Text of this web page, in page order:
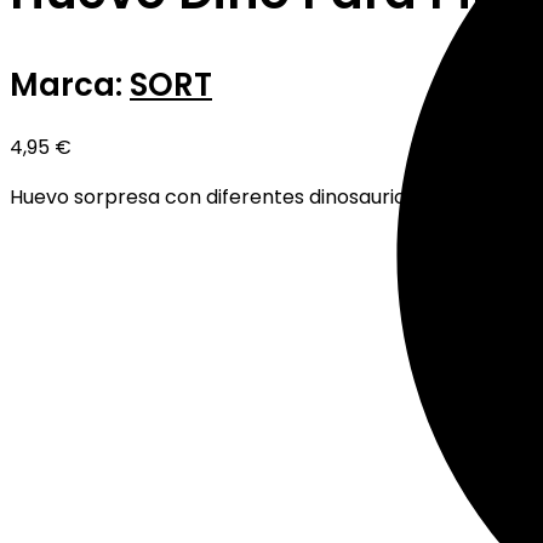
Marca: SORT
4,95 €
Huevo sorpresa con diferentes dinosaurios para pintar